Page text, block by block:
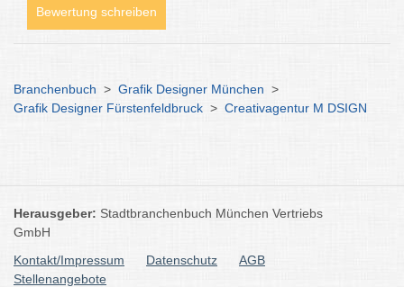
Bewertung schreiben
Branchenbuch > Grafik Designer München >
Grafik Designer Fürstenfeldbruck > Creativagentur M DSIGN
Herausgeber: Stadtbranchenbuch München Vertriebs
GmbH
Kontakt/Impressum
Datenschutz
AGB
Stellenangebote